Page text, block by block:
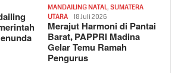
MANDAILING NATAL, SUMATERA
UTARA
18 Juli 2026
Merajut Harmoni di Pantai
Barat, PAPPRI Madina
Gelar Temu Ramah
Pengurus